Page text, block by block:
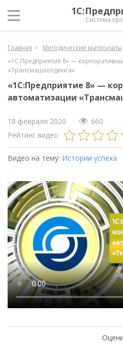
Система
Главная
Методические материалы
«1С:Предприятие 8» —
«Трансмашхолдинга»
«1С:Предприятие 8» —
автоматизации
18 февраля 2020
660
Рейтинг видео
Видео на тему: Истории успеха